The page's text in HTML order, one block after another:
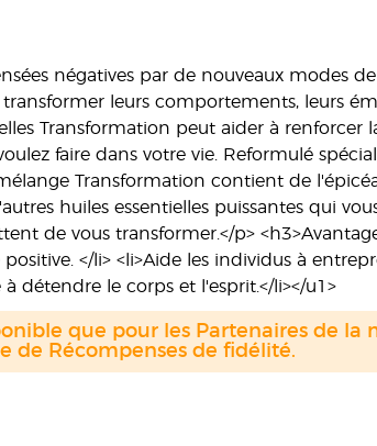
négatives par de nouveaux modes
leurs comportements, leurs
Transformation peut aider à renforcer
faire dans votre vie. Reformulé
Transformation contient de
huiles essentielles puissantes qui
de vous transformer.</p>
</li> <li>Aide les individus à
à détendre le corps et l'esprit.</li></u1>
que pour les Partenaires de la
de Récompenses de fidélité.